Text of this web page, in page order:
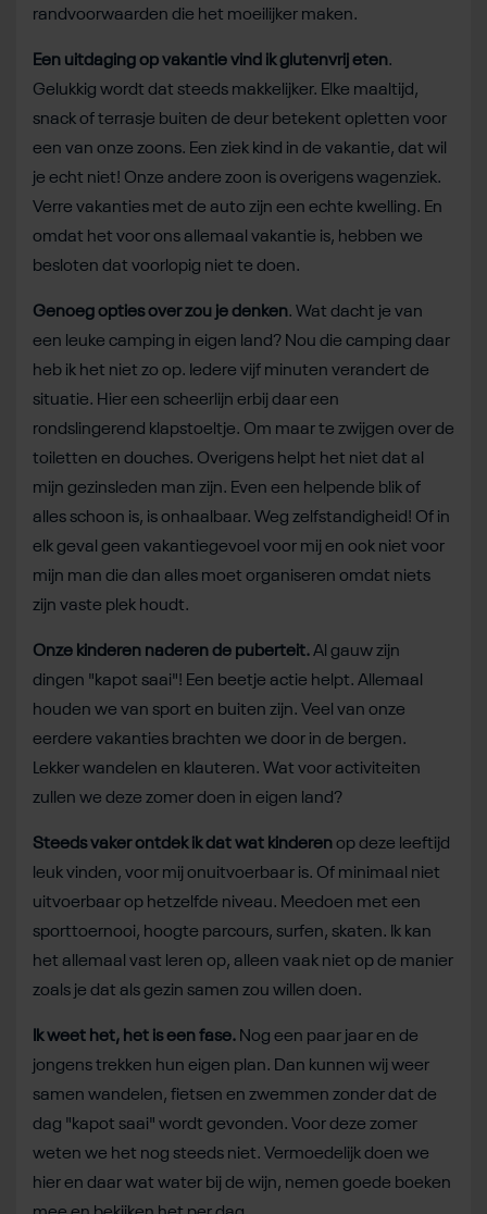
randvoorwaarden die het moeilijker maken.
Een uitdaging op vakantie vind ik glutenvrij eten.
Gelukkig wordt dat steeds makkelijker. Elke maaltijd,
snack of terrasje buiten de deur betekent opletten voor
een van onze zoons. Een ziek kind in de vakantie, dat wil
je echt niet! Onze andere zoon is overigens wagenziek.
Verre vakanties met de auto zijn een echte kwelling. En
omdat het voor ons allemaal vakantie is, hebben we
besloten dat voorlopig niet te doen.
Genoeg opties over zou je denken. Wat dacht je van
een leuke camping in eigen land? Nou die camping daar
heb ik het niet zo op. Iedere vijf minuten verandert de
situatie. Hier een scheerlijn erbij daar een
rondslingerend klapstoeltje. Om maar te zwijgen over de
toiletten en douches. Overigens helpt het niet dat al
mijn gezinsleden man zijn. Even een helpende blik of
alles schoon is, is onhaalbaar. Weg zelfstandigheid! Of in
elk geval geen vakantiegevoel voor mij en ook niet voor
mijn man die dan alles moet organiseren omdat niets
zijn vaste plek houdt.
Onze kinderen naderen de puberteit.Al gauw zijn
dingen "kapot saai"! Een beetje actie helpt. Allemaal
houden we van sport en buiten zijn. Veel van onze
eerdere vakanties brachten we door in de bergen.
Lekker wandelen en klauteren. Wat voor activiteiten
zullen we deze zomer doen in eigen land?
Steeds vaker ontdek ik dat wat kinderenop deze leeftijd
leuk vinden, voor mij onuitvoerbaar is. Of minimaal niet
uitvoerbaar op hetzelfde niveau. Meedoen met een
sporttoernooi, hoogte parcours, surfen, skaten. Ik kan
het allemaal vast leren op, alleen vaak niet op de manier
zoals je dat als gezin samen zou willen doen.
Ik weet het, het is een fase. Nog een paar jaar en de
jongens trekken hun eigen plan. Dan kunnen wij weer
samen wandelen, fietsen en zwemmen zonder dat de
dag "kapot saai" wordt gevonden. Voor deze zomer
weten we het nog steeds niet. Vermoedelijk doen we
hier en daar wat water bij de wijn, nemen goede boeken